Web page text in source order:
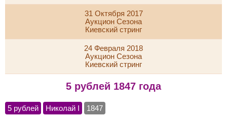
31 Октября 2017
Аукцион Сезона
Киевский стринг
24 Февраля 2018
Аукцион Сезона
Киевский стринг
5 рублей 1847 года
5 рублей Николай I 1847